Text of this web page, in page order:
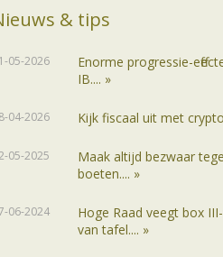
& tips
05-2026
Enorme progressie-
IB.... »
04-2026 Kijk fiscaal uit met
05-2025
Maak altijd bezwaar
boeten.... »
06-2024
Hoge Raad veegt box
van tafel.... »